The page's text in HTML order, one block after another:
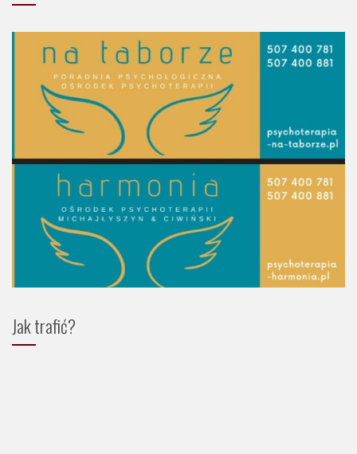
Jak trafić?